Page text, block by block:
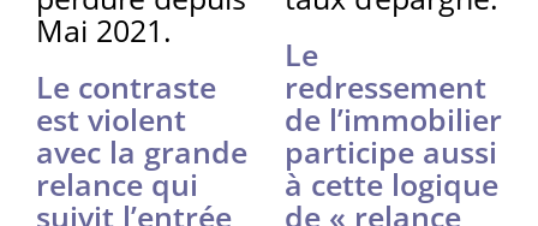
Mai 2021.
Le contraste
est violent
avec la grande
relance qui
suivit l’entrée
Le
redressement
de l’immobilier
participe aussi
à cette logique
de « relance